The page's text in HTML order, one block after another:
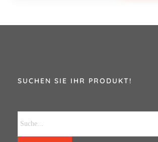
SUCHEN SIE IHR PRODUKT!